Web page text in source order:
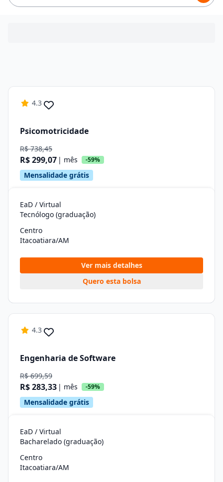
4.3
Psicomotricidade
R$ 738,45
R$ 299,07 | mês -59%
Mensalidade grátis
EaD / Virtual
Tecnólogo (graduação)
Centro
Itacoatiara/AM
Ver mais detalhes
Quero esta bolsa
4.3
Engenharia de Software
R$ 699,59
R$ 283,33 | mês -59%
Mensalidade grátis
EaD / Virtual
Bacharelado (graduação)
Centro
Itacoatiara/AM